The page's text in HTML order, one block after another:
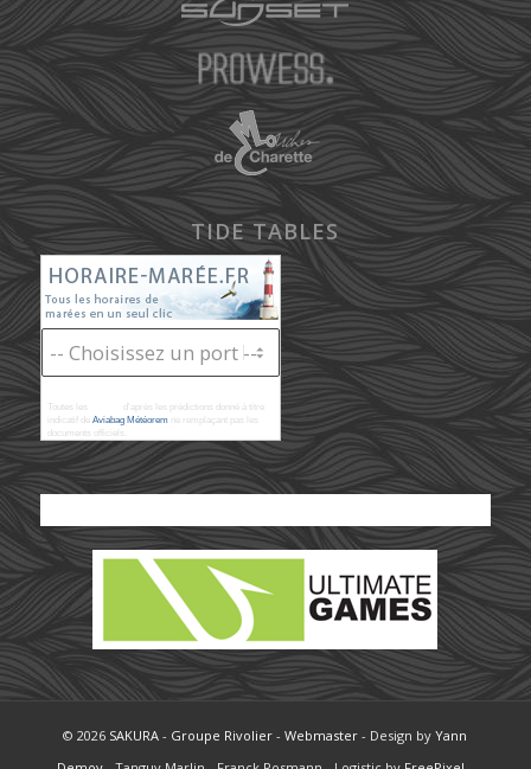
TIDE TABLES
Toutes les
d'après les prédictions donné à titre
indicatif de Aviabag Météoremne remplaçant pas les
documents officiels.
© 2026 SAKURA - Groupe Rivolier -Webmaster - Design byYann